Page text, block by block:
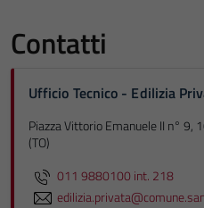
Contatti
Ufficio Tecnico - Edilizia
Piazza Vittorio Emanuele II n° 9,
(TO)
011 9880100 int. 218